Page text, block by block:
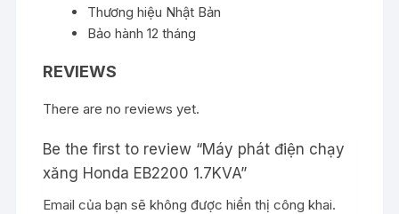
Thương hiệu Nhật Bản
Bảo hành12 tháng
REVIEWS
There are no reviews yet.
Be the first to review “Máy phát điện chạy
xăng Honda EB2200 1.7KVA”
Email của bạn sẽ không được hiển thị công khai.